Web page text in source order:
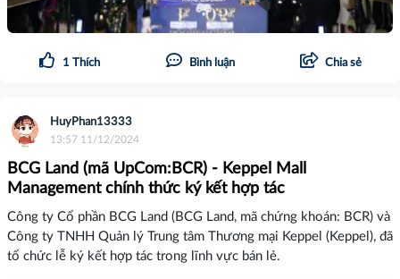
1 Thích Bình luận Chia sẻ
HuyPhan13333
13:57 11/12/2024
BCG Land (mã UpCom:BCR) - Keppel Mall
Management chính thức ký kết hợp tác
Công ty Cổ phần BCG Land (BCG Land, mã chứng khoán: BCR) và
Công ty TNHH Quản lý Trung tâm Thương mại Keppel (Keppel), đã
tổ chức lễ ký kết hợp tác trong lĩnh vực bán lẻ.